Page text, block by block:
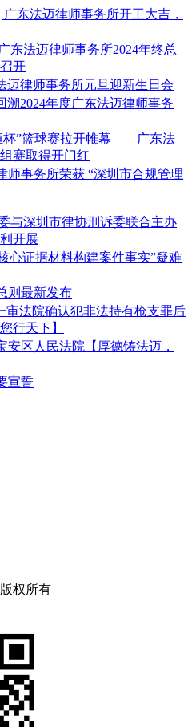
东法迈律师事务所开工大吉，
东法迈律师事务所2024年终总
开​
迈律师事务所元旦迎新生日会
溯2024年度广东法迈律师事务
杯”篮球赛拉开帷幕——广东法
赛取得开门红
师事务所荣获 “深圳市合规管理
与深圳市律协刑诉委联合主办
开展
心证据材料构建案件事实”疑难
则最新发布
审法院确认犯非法持有枪支罪后
行天下】
安区人民法院【厚德铸法迈，
宣誓
权所有